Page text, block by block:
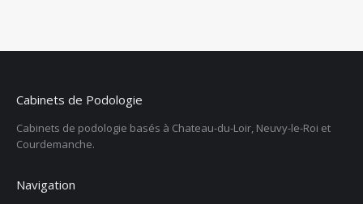
Cabinets de Podologie
Cabinets de podologie basés à Chateau-du-Loir, Neuvy-le-Roi et
Courdemanche.
Navigation